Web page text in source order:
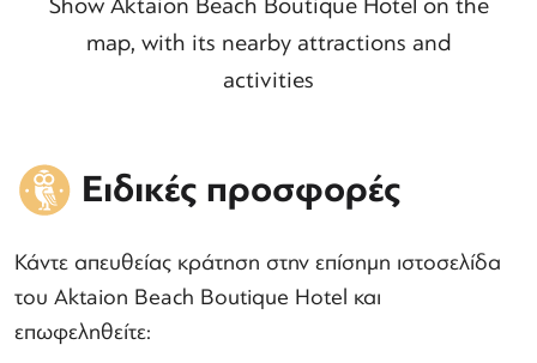
map, with its nearby attractions and
activities
Ειδικές προσφορές
Κάντε απευθείας κράτηση στην επίσημη ιστοσελίδα
του Aktaion Beach Boutique Hotel και
επωφεληθείτε: